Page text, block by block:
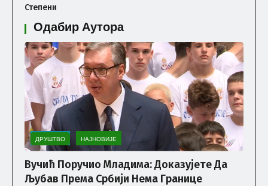
Степени
Одабир Аутора
ДРУШТВО НАЈНОВИЈЕ
Вучић Поручио Младима: Доказујете Да
Љубав Према Србији Нема Границе